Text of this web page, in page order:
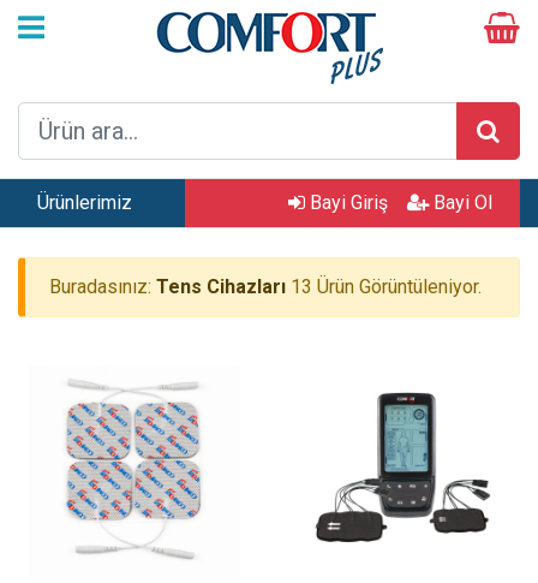
Ürünlerimiz Bayi Giriş Bayi Ol
Buradasınız: Tens Cihazları 13 Ürün Görüntüleniyor.